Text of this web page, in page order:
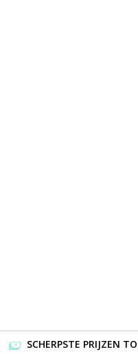
SCHERPSTE PRIJZEN